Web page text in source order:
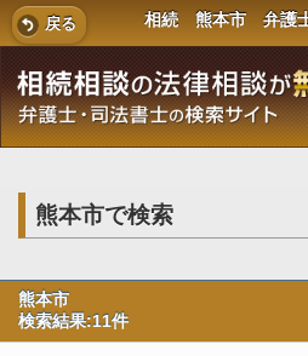
戻る 相続 熊本市 弁護
熊本市で検索
熊本市
検索結果:11件